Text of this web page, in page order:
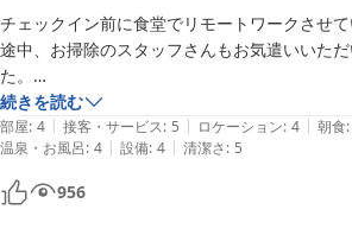
チェックイン前に食堂でリモートワークさせて
途中、お掃除のスタッフさんもお気遣いいた
た。
皆様のご挨拶も気持ちよく、また翌日の朝ごは
食べてしまいました。
温泉も気持ちよく、清潔感ある大浴場が最高で
ウェルカムドリンクも少し楽しめて、
仙台の味も多少味わえて、地方感楽しめました
続きを読む
部屋: 4 | 接客・サービス: 5 | ロケーション: 4 | 朝食:
温泉・お風呂: 4 | 設備: 4 | 清潔さ: 5
956